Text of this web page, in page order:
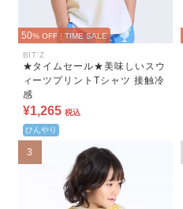
50% OFF | TIME SALE
BIT'Z
★タイムセール★美味しいスウ
ィーツプリントTシャツ 接触冷
感
¥1,265 税込
ひんやり
3